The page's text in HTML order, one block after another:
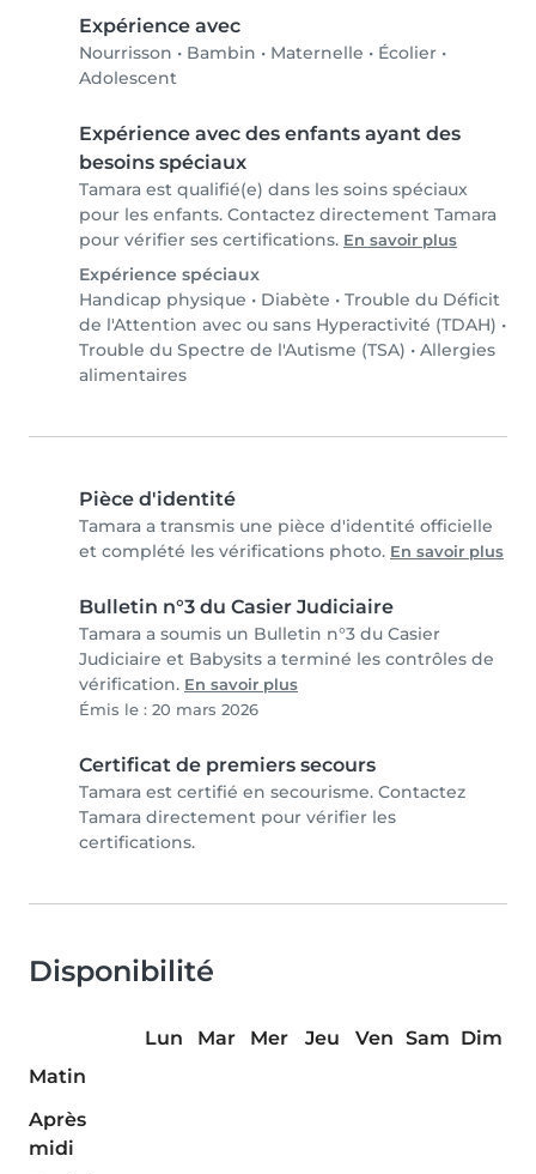
Expérience avec
Nourrisson • Bambin • Maternelle • Écolier •
Adolescent
Expérience avec des enfants ayant des
besoins spéciaux
Tamara est qualifié(e) dans les soins spéciaux
pour les enfants. Contactez directement Tamara
pour vérifier ses certifications. En savoir plus
Expérience spéciaux
Handicap physique • Diabète • Trouble du Déficit
de l'Attention avec ou sans Hyperactivité (TDAH) •
Trouble du Spectre de l'Autisme (TSA) • Allergies
alimentaires
Pièce d'identité
Tamara a transmis une pièce d'identité officielle
et complété les vérifications photo. En savoir plus
Bulletin n°3 du Casier Judiciaire
Tamara a soumis un Bulletin n°3 du Casier
Judiciaire et Babysits a terminé les contrôles de
vérification. En savoir plus
Émis le : 20 mars 2026
Certificat de premiers secours
Tamara est certifié en secourisme. Contactez
Tamara directement pour vérifier les
certifications.
Disponibilité
Lun Mar Mer Jeu Ven Sam Dim
Matin
Après
midi